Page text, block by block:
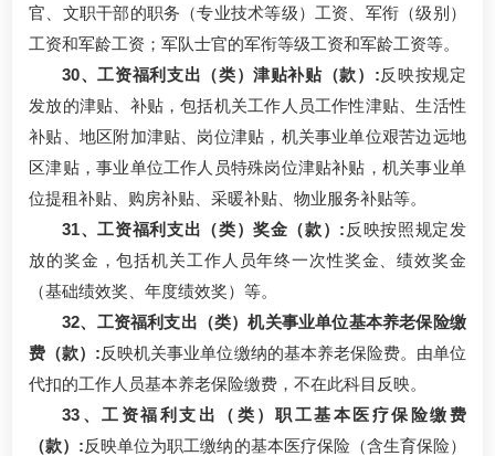
官、文职干部的职务（专业技术等级）工资、军衔（级别）
工资和军龄工资；军队士官的军衔等级工资和军龄工资等。
30、工资福利支出（类）津贴补贴（款）:反映按规定
发放的津贴、补贴，包括机关工作人员工作性津贴、生活性
补贴、地区附加津贴、岗位津贴，机关事业单位艰苦边远地
区津贴，事业单位工作人员特殊岗位津贴补贴，机关事业单
位提租补贴、购房补贴、采暖补贴、物业服务补贴等。
31、工资福利支出（类）奖金（款）: 反映按照规定发
放的奖金，包括机关工作人员年终一次性奖金、绩效奖金
（基础绩效奖、年度绩效奖）等。
32、工资福利支出（类）机关事业单位基本养老保险缴
费（款）:反映机关事业单位缴纳的基本养老保险费。由单位
代扣的工作人员基本养老保险缴费，不在此科目反映。
33、工资福利支出（类）职工基本医疗保险缴费
（款）:反映单位为职工缴纳的基本医疗保险（含生育保险）